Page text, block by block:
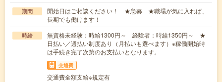
期間
開始日はご相談ください！ ★急募 ★職場が気に入れば、
長期でも働けます！
時給
無資格未経験：時給1300円～ 経験者：時給1350円～ ★
日払い／週払い制度あり（月払いも選べます）※稼働開始時
は手続き完了次第のお支払いとなります。
交通費
交通費全額支給※規定有